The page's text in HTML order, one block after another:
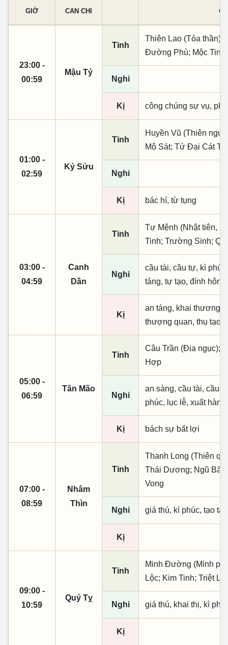
GIỜ CAN CHI
23:00 -
00:59
Mậu Tý
Tinh
Thiên Lao (Tỏa thần);
Đường Phù; Mộc
Nghi
Kị công chúng sự vụ,
01:00 -
02:59
Kỷ Sửu
Tinh
Huyền Vũ (Thiên
Mộ Sát; Tứ Đại Cát
Nghi
Kị bác hí, từ tụng
03:00 -
04:59
Canh
Dần
Tinh
Tư Mệnh (Nhật tiên,
Tinh; Trường Sinh;
Nghi
cầu tài, cầu tự, kì
táng, tự tạo, đính hôn
Kị
an táng, khai thương
thượng quan, thụ tạo,
05:00 -
06:59
Tân Mão
Tinh
Câu Trần (Địa ngục);
Hợp
Nghi
an sàng, cầu tài, cầu
phúc, lục lễ, xuất
Kị bách sự bất lợi
07:00 -
08:59
Nhâm
Thìn
Tinh
Thanh Long (Thiên
Thái Dương; Ngũ Bất
Vong
Nghi giá thú, kì phúc, tạo
Kị
09:00 -
10:59
Quý Tỵ
Tinh
Minh Đường (Minh
Lộc; Kim Tinh; Triệt
Nghi giá thú, khai thị, kì
Kị